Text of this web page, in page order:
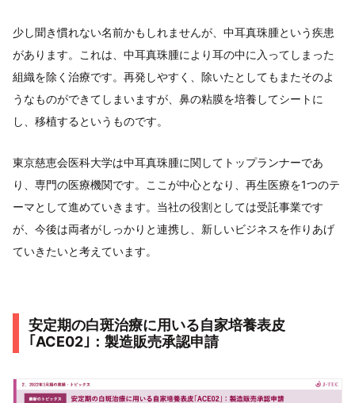
少し聞き慣れない名前かもしれませんが、中耳真珠腫という疾患
があります。これは、中耳真珠腫により耳の中に入ってしまった
組織を除く治療です。再発しやすく、除いたとしてもまたそのよ
うなものができてしまいますが、鼻の粘膜を培養してシートに
し、移植するというものです。
東京慈恵会医科大学は中耳真珠腫に関してトップランナーであ
り、専門の医療機関です。ここが中心となり、再生医療を1つのテ
ーマとして進めていきます。当社の役割としては受託事業です
が、今後は両者がしっかりと連携し、新しいビジネスを作りあげ
ていきたいと考えています。
安定期の白斑治療に用いる自家培養表皮
｢ACE02｣：製造販売承認申請